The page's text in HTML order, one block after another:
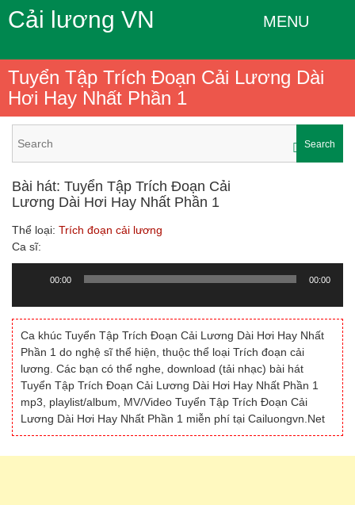
Cải lương VN MENU
Tuyển Tập Trích Đoạn Cải Lương Dài
Hơi Hay Nhất Phần 1
Search
Bài hát: Tuyển Tập Trích Đoạn Cải
Lương Dài Hơi Hay Nhất Phần 1
Thể loại: Trích đoạn cải lương
Ca sĩ:
00:00 00:00
Ca khúc Tuyển Tập Trích Đoạn Cải Lương Dài Hơi Hay Nhất
Phần 1 do nghệ sĩ thể hiện, thuộc thể loại Trích đoạn cải
lương. Các bạn có thể nghe, download (tải nhạc) bài hát
Tuyển Tập Trích Đoạn Cải Lương Dài Hơi Hay Nhất Phần 1
mp3, playlist/album, MV/Video Tuyển Tập Trích Đoạn Cải
Lương Dài Hơi Hay Nhất Phần 1 miễn phí tại Cailuongvn.Net